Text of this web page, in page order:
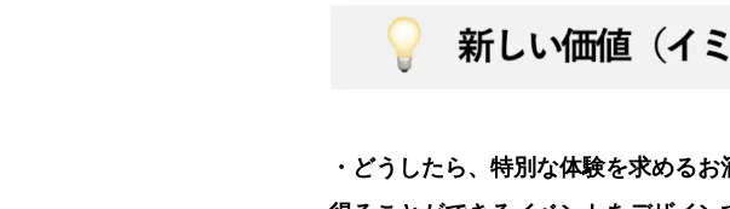
・どうしたら、特別な体験を求める